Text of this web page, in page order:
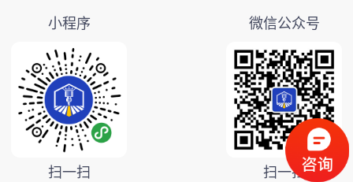
小程序
扫一扫
微信公众号
扫一扫